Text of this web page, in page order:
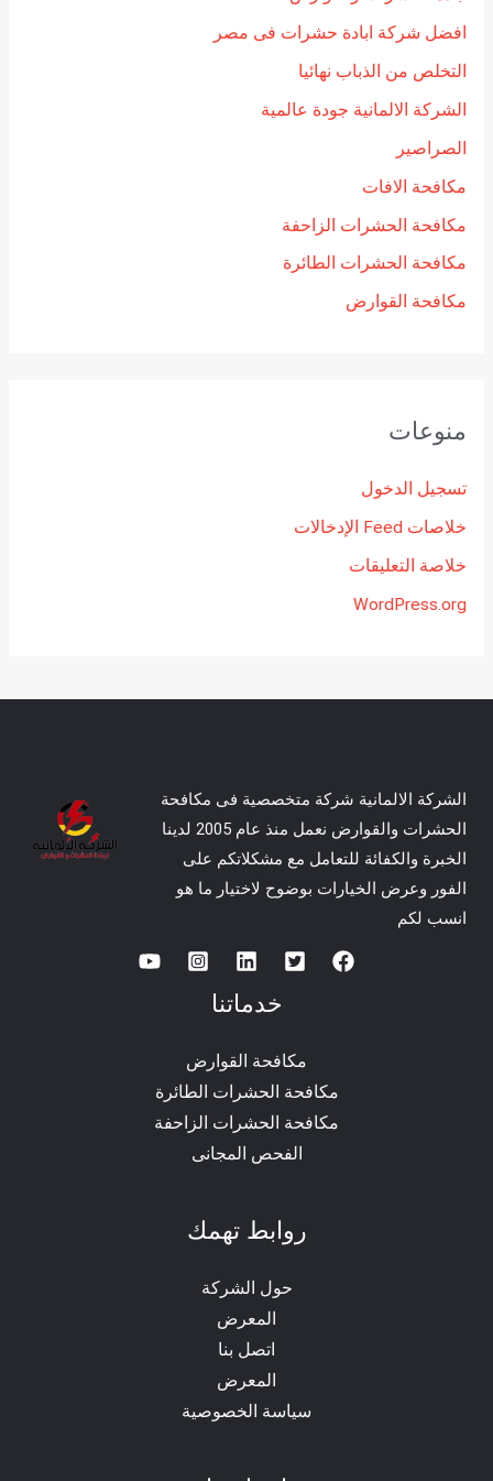
افضل شركة ابادة حشرات فى مصر
التخلص من الذباب نهائيا
الشركة الالمانية جودة عالمية
الصراصير
مكافحة الافات
مكافحة الحشرات الزاحفة
مكافحة الحشرات الطائرة
مكافحة القوارض
منوعات
تسجيل الدخول
خلاصات Feed الإدخالات
خلاصة التعليقات
WordPress.org
الشركة الالمانية شركة متخصصية فى مكافحة
الحشرات والقوارض نعمل منذ عام 2005 لدينا
الخبرة والكفائة للتعامل مع مشكلاتكم على
الفور وعرض الخيارات بوضوح لاختيار ما هو
انسب لكم
خدماتنا
مكافحة القوارض
مكافحة الحشرات الطائرة
مكافحة الحشرات الزاحفة
الفحص المجانى
روابط تهمك
حول الشركة
المعرض
اتصل بنا
المعرض
سياسة الخصوصية